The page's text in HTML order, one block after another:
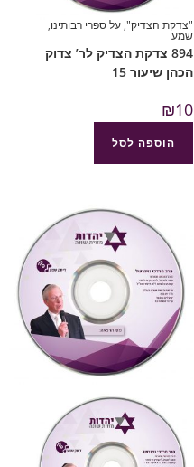
"צדקת הצדיק",על ספרי רבותינו,
שמע
894 צדקת הצדיק לר’ צדוק
הכהן שיעור 15
₪10
הוספה לסל